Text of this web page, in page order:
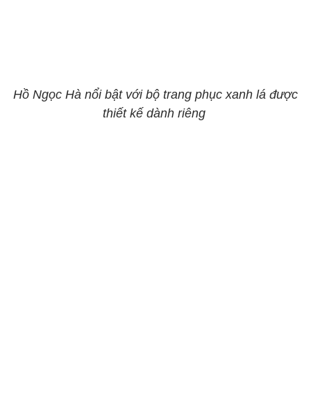
Hồ Ngọc Hà nổi bật với bộ trang phục xanh lá được
thiết kế dành riêng